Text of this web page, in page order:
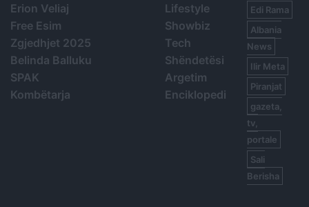
Erion Veliaj
Free Esim
Zgjedhjet 2025
Belinda Balluku
SPAK
Kombëtarja
Lifestyle
Showbiz
Tech
Shëndetësi
Argetim
Enciklopedi
Edi Rama
Albania
News
Ilir Meta
Piranjat
gazeta,
tv,
portale
Sali
Berisha